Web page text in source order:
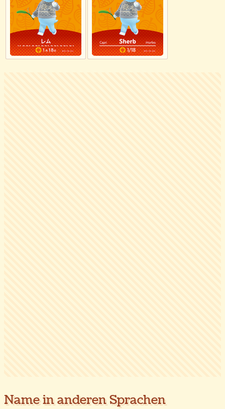
Name in anderen Sprachen